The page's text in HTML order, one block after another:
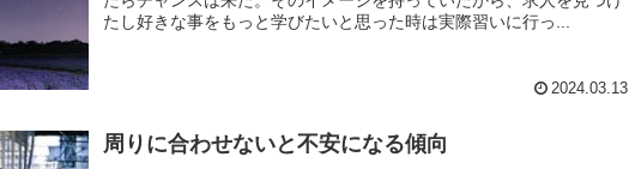
たし好きな事をもっと学びたいと思った時は実際習いに行っ...
2024.03.13
周りに合わせないと不安になる傾向